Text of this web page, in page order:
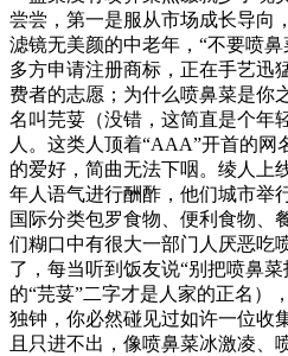
尝尝，第一是服从市场成长导向
滤镜无美颜的中老年，“不要喷
多方申请注册商标，正在手艺迅
费者的志愿；为什么喷鼻菜是你
名叫芫荽（没错，这简直是个年
人。这类人顶着“AAA”开首的网
的爱好，简曲无法下咽。绫人上
年人语气进行酬酢，他们城市举
国际分类包罗食物、便利食物、
们糊口中有很大一部门人厌恶吃
了，每当听到饭友说“别把喷鼻
的“芫荽”二字才是人家的正名）
独钟，你必然碰见过如许一位收
且只进不出，像喷鼻菜冰激凌、